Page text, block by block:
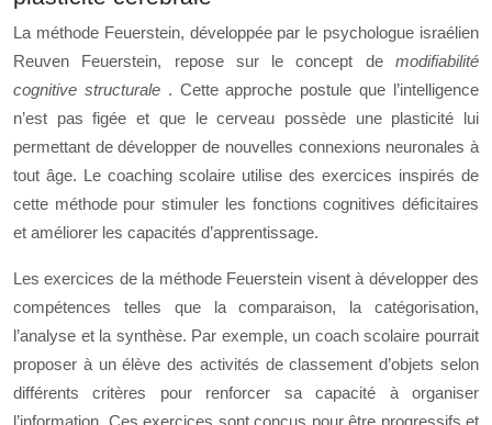
La méthode Feuerstein, développée par le psychologue israélien
Reuven Feuerstein, repose sur le concept de modifiabilité
cognitive structurale . Cette approche postule que l’intelligence
n’est pas figée et que le cerveau possède une plasticité lui
permettant de développer de nouvelles connexions neuronales à
tout âge. Le coaching scolaire utilise des exercices inspirés de
cette méthode pour stimuler les fonctions cognitives déficitaires
et améliorer les capacités d’apprentissage.
Les exercices de la méthode Feuerstein visent à développer des
compétences telles que la comparaison, la catégorisation,
l’analyse et la synthèse. Par exemple, un coach scolaire pourrait
proposer à un élève des activités de classement d’objets selon
différents critères pour renforcer sa capacité à organiser
l’information. Ces exercices sont conçus pour être progressifs et